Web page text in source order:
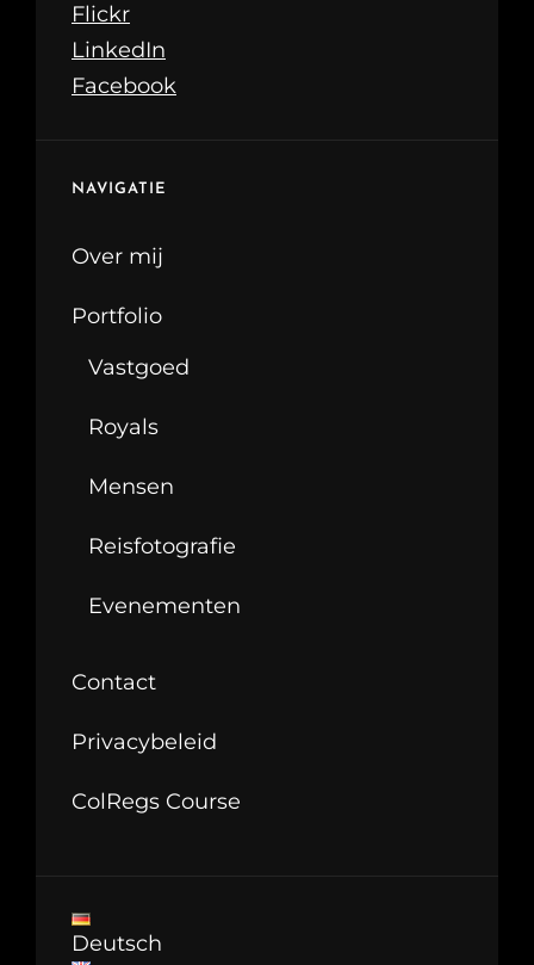
Flickr
LinkedIn
Facebook
NAVIGATIE
Over mij
Portfolio
Vastgoed
Royals
Mensen
Reisfotografie
Evenementen
Contact
Privacybeleid
ColRegs Course
Deutsch